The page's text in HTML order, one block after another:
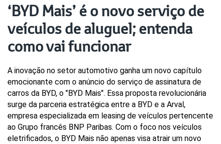
‘BYD Mais’ é o novo serviço de
veículos de aluguel; entenda
como vai funcionar
A inovação no setor automotivo ganha um novo capítulo
emocionante com o anúncio do serviço de assinatura de
carros da BYD, o "BYD Mais". Essa proposta revolucionária
surge da parceria estratégica entre a BYD e a Arval,
empresa especializada em leasing de veículos pertencente
ao Grupo francês BNP Paribas. Com o foco nos veículos
eletrificados, o BYD Mais não apenas visa atrair um novo